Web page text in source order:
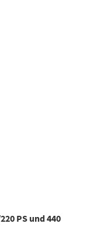
PS und 440